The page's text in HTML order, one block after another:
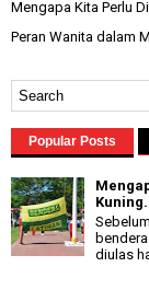
Mengapa Kita Perlu
Peran Wanita dalam
Popular Posts
diulas